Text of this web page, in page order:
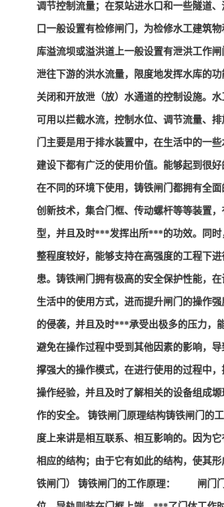
调节控制流量；在泵站进水口和一些隧道
口一般设置有检修闸门，为检修水工建筑
库溢流坝或溢洪道上一般设置有泄洪工作
泄往下游的洪水流量，限度地发挥水库的
关闭和开放泄（放）水通道的控制设施。水
可用以拦截水流，控制水位、调节流量、
门主要是用于排水装置中，在生活中的一
建设下都有广泛的使用价值。能够起到
在不同的环境下使用，铸铁闸门都拥有全
创新技术，集合门框、传动螺杆等等装置
型，并且及时***发挥出所***的功效。同时
整程度较好，能够支持在高强度的工程下
患。铸铁闸门拥有极高的安全保护性能，
生活中的使用方式，进而提升闸门的操作
的侵袭，并且及时***承受出极多的压力，
避免在操作过程中受到其他因素的影响，
撑强大的操作模式，在进行使用的过程中
操作经验，并且及时了解相关的设备组成
作的安全。 铸铁闸门原理结构铸铁闸门的
度上来讲是相互联系、相互影响的。因为
相应的结构；由于它有如此的结构，使其
铁闸门） 铸铁闸门的工作原理： 闸门门